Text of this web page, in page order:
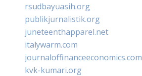
rsudbayuasih.org
publikjurnalistik.org
juneteenthapparel.net
italywarm.com
journaloffinanceeconomics.com
kvk-kumari.org